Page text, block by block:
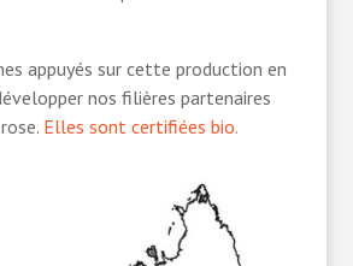
appuyés sur cette production en
nos filières partenaires
Elles sont certifiées bio.